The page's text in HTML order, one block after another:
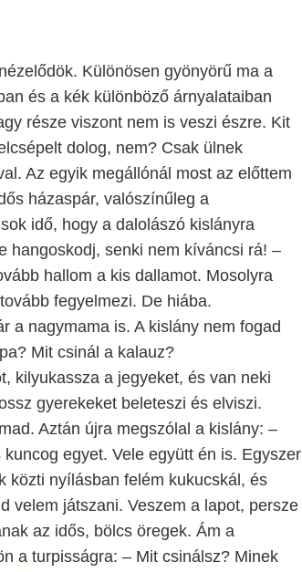
Különösen gyönyörű ma a
és a kék különböző árnyalataiban
része viszont nem is veszi észre. Kit
dolog, nem? Csak ülnek
Az egyik megállónál most az előttem
házaspár, valószínűleg a
idő, hogy a dalolászó kislányra
hangoskodj, senki nem kíváncsi rá! –
hallom a kis dallamot. Mosolyra
fegyelmezi. De hiába.
a nagymama is. A kislány nem fogad
Mit csinál a kalauz?
kilyukassza a jegyeket, és van neki
gyerekeket beleteszi és elviszi.
Aztán újra megszólal a kislány: –
egyet. Vele együtt én is. Egyszer
közti nyílásban felém kukucskál, és
velem játszani. Veszem a lapot, persze
az idős, bölcs öregek. Ám a
a turpisságra: – Mit csinálsz? Minek